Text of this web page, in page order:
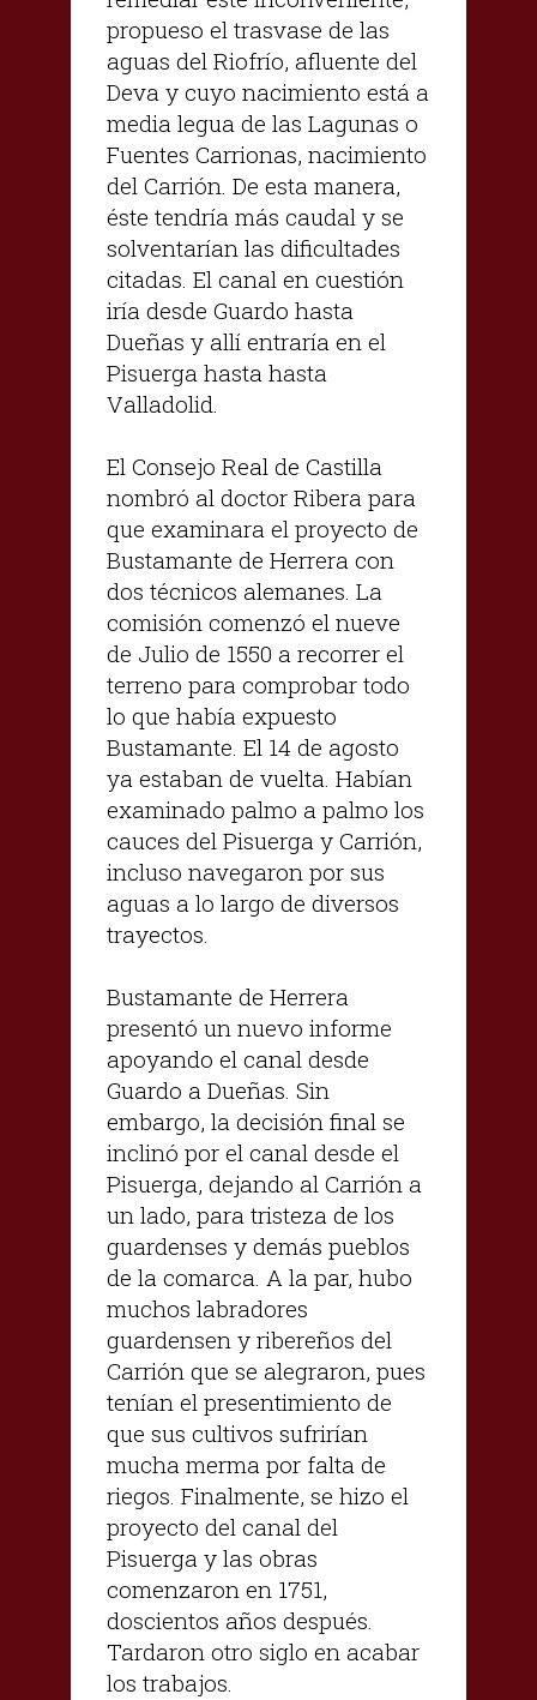
propueso el trasvase de las
aguas del Riofrío, afluente del
Deva y cuyo nacimiento está a
media legua de las Lagunas o
Fuentes Carrionas, nacimiento
del Carrión. De esta manera,
éste tendría más caudal y se
solventarían las dificultades
citadas. El canal en cuestión
iría desde Guardo hasta
Dueñas y allí entraría en el
Pisuerga hasta hasta
Valladolid.
El Consejo Real de Castilla
nombró al doctor Ribera para
que examinara el proyecto de
Bustamante de Herrera con
dos técnicos alemanes. La
comisión comenzó el nueve
de Julio de 1550 a recorrer el
terreno para comprobar todo
lo que había expuesto
Bustamante. El 14 de agosto
ya estaban de vuelta. Habían
examinado palmo a palmo los
cauces del Pisuerga y Carrión,
incluso navegaron por sus
aguas a lo largo de diversos
trayectos.
Bustamante de Herrera
presentó un nuevo informe
apoyando el canal desde
Guardo a Dueñas. Sin
embargo, la decisión final se
inclinó por el canal desde el
Pisuerga, dejando al Carrión a
un lado, para tristeza de los
guardenses y demás pueblos
de la comarca. A la par, hubo
muchos labradores
guardensen y ribereños del
Carrión que se alegraron, pues
tenían el presentimiento de
que sus cultivos sufrirían
mucha merma por falta de
riegos. Finalmente, se hizo el
proyecto del canal del
Pisuerga y las obras
comenzaron en 1751,
doscientos años después.
Tardaron otro siglo en acabar
los trabajos.